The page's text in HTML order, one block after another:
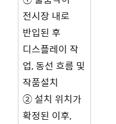
전시장 내로
반입된 후
디스플레이 작
업, 동선 흐름 및
작품설치
② 설치 위치가
확정된 이후,